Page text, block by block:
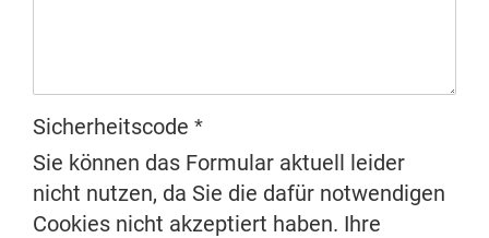
Sicherheitscode
Sie können das Formular aktuell leider
nicht nutzen, da Sie die dafür notwendigen
Cookies nicht akzeptiert haben. Ihre